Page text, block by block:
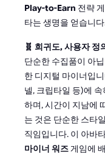
Play-to-Earn 전략
타는 생명을 얻습니
🧬 희귀도, 사용자 정
단순한 수집품이 아
한 디지털 마이너입
넬, 크립타일 등)에
하며, 시간이 지남에
는 것은 단순한 스타
직임입니다. 이 아바
마이너 워즈게임에